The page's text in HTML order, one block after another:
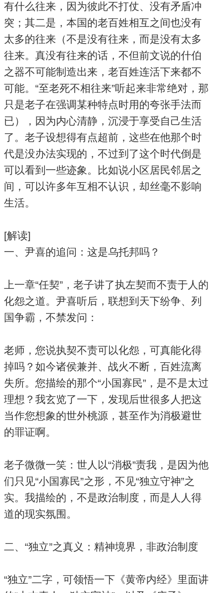
有什么往来，因为彼此不打仗、没有矛盾冲
突；其二是，本国的老百姓相互之间也没有
太多的往来（不是没有往来，而是没有太多
往来。真没有往来的话，不但前文说的什伯
之器不可能制造出来，老百姓连活下来都不
可能。“至老死不相往来”听起来非常绝对，那
只是老子在强调某种特点时用的夸张手法而
已），因为内心清静，沉浸于享受自己生活
了。老子设想得有点超前，这些在他那个时
代是没办法实现的，不过到了这个时代倒是
可以看到一些迹象。比如说小区居民邻居之
间，可以许多年互相不认识，却丝毫不影响
生活。
[解读]
一、尹喜的追问：这是乌托邦吗？
上一章“任契”，老子讲了执左契而不责于人的
化怨之道。尹喜听后，联想到天下纷争、列
国争霸，不禁发问：
老师，您说执契不责可以化怨，可真能化得
掉吗？如今诸侯兼并、战火不断，百姓流离
失所。您描绘的那个“小国寡民”，是不是太过
理想？我玄览了一下，发现后世很多人把这
当作您想象的世外桃源，甚至作为消极避世
的罪证啊。
老子微微一笑：世人以“消极”责我，是因为他
们只见“小国寡民”之形，不见“独立守神”之
实。我描绘的，不是政治制度，而是人人得
道的现实氛围。
二、“独立”之真义：精神境界，非政治制度
“独立”二字，可领悟一下《黄帝内经》里面讲